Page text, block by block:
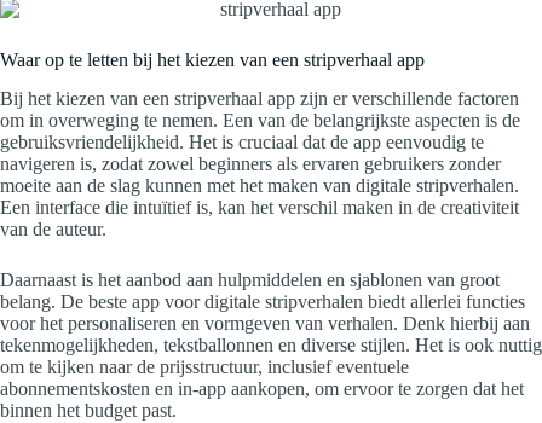
Waar op te letten bij het kiezen van een stripverhaal app
Bij het kiezen van een stripverhaal app zijn er verschillende factoren
om in overweging te nemen. Een van de belangrijkste aspecten is de
gebruiksvriendelijkheid. Het is cruciaal dat de app eenvoudig te
navigeren is, zodat zowel beginners als ervaren gebruikers zonder
moeite aan de slag kunnen met het maken van digitale stripverhalen.
Een interface die intuïtief is, kan het verschil maken in de creativiteit
van de auteur.
Daarnaast is het aanbod aan hulpmiddelen en sjablonen van groot
belang. De beste app voor digitale stripverhalen biedt allerlei functies
voor het personaliseren en vormgeven van verhalen. Denk hierbij aan
tekenmogelijkheden, tekstballonnen en diverse stijlen. Het is ook nuttig
om te kijken naar de prijsstructuur, inclusief eventuele
abonnementskosten en in-app aankopen, om ervoor te zorgen dat het
binnen het budget past.